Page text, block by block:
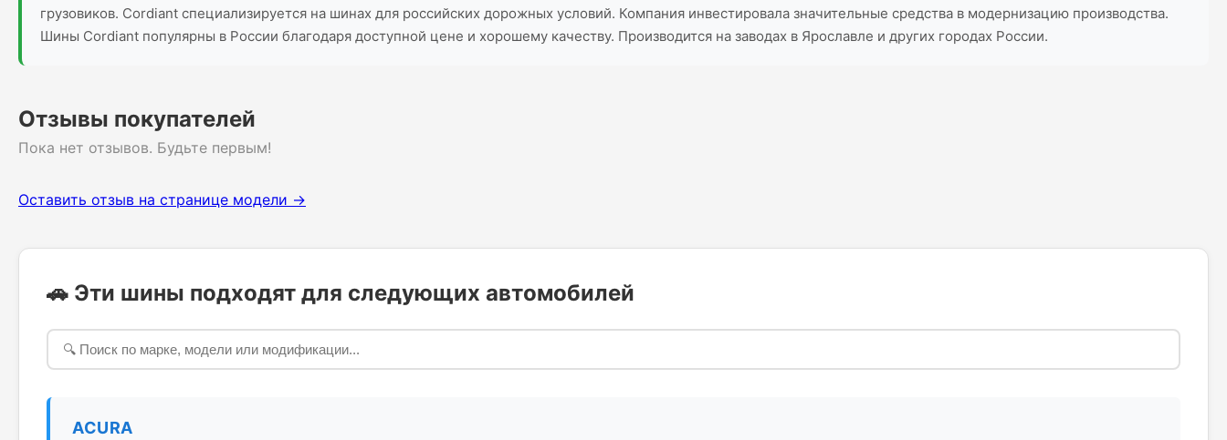
грузовиков. Cordiant специализируется на шинах для российских дорожных условий. Компания инвестировала значительные средства в модернизацию производства.
Шины Cordiant популярны в России благодаря доступной цене и хорошему качеству. Производится на заводах в Ярославле и других городах России.
Отзывы покупателей
Пока нет отзывов. Будьте первым!
Оставить отзыв на странице модели →
🚗 Эти шины подходят для следующих автомобилей
ACURA